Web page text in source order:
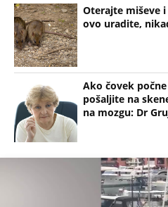
Oterajte miševe
ovo uradite,
Ako čovek
pošaljite na
na mozgu: Dr